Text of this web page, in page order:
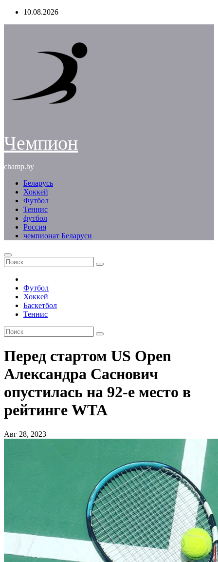
Перейти10.08.2026
Чемпион
champ.by
Беларусь
Хоккей
Футбол
Теннис
футбол
Россия
чемпионат Беларуси
Футбол
Хоккей
Баскетбол
Теннис
Перед стартом US Open
Александра Саснович
опустилась на 92-е место в
рейтинге WTA
Авг 28, 2023